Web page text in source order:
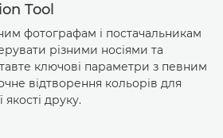
Tool
фотографам і постачальникам
різними носіями та
ключові параметри з певним
відтворення кольорів для
якості друку.